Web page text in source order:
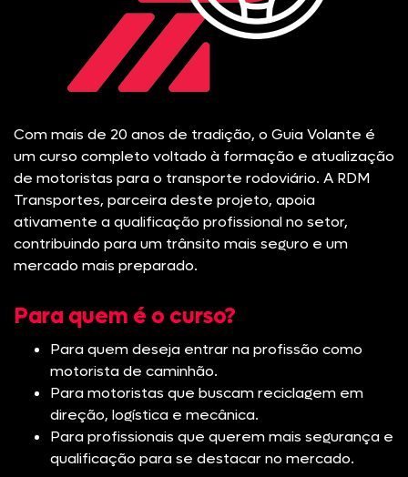
Com mais de 20 anos de tradição, o Guia Volante é
um curso completo voltado à formação e atualização
de motoristas para o transporte rodoviário. A RDM
Transportes, parceira deste projeto, apoia
ativamente a qualificação profissional no setor,
contribuindo para um trânsito mais seguro e um
mercado mais preparado.
Para quem é o curso?
Para quem deseja entrar na profissão como
motorista de caminhão.
Para motoristas que buscam reciclagem em
direção, logística e mecânica.
Para profissionais que querem mais segurança e
qualificação para se destacar no mercado.